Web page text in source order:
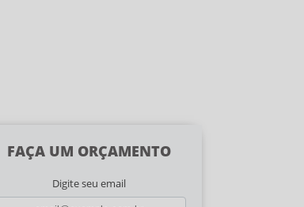
FAÇA UM ORÇAMENTO
Digite seu email